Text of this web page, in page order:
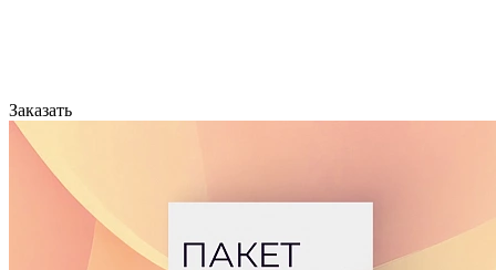
Заказать